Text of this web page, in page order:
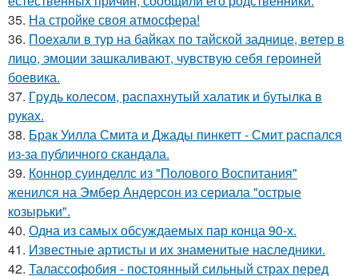
35. На стройке своя атмосфера!
36. Поехали в тур на байках по тайской заднице, ветер в
лицо, эмоции зашкаливают, чувствую себя героиней
боевика.
37. Гpyдь колесом, распахнутый халатик и бутылка в
руках.
38. Брак Уилла Смита и Джады пинкетт - Смит распался
из-за публичного скандала.
39. Коннор суинделлс из "Полового Воспитания"
женился на Эмбер Андерсон из сериала "острые
козырьки".
40. Одна из самых обсуждаемых пар конца 90-х.
41. Известные артисты и их знаменитые наследники.
42. Талассофобия - постоянный сильный страх перед